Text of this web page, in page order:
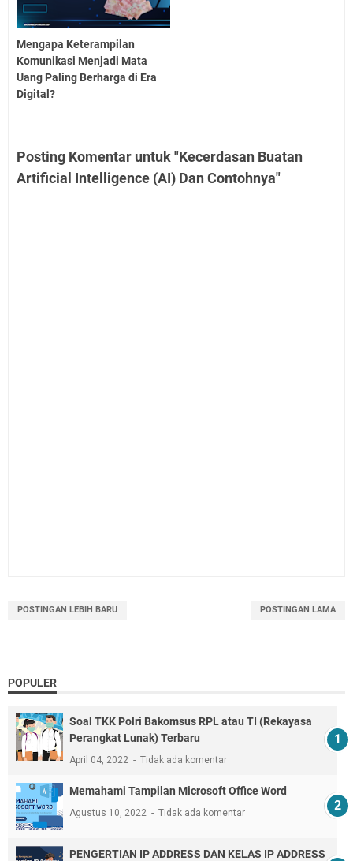
Mengapa Keterampilan
Komunikasi Menjadi Mata
Uang Paling Berharga di Era
Digital?
Posting Komentar untuk "Kecerdasan Buatan
Artificial Intelligence (AI) Dan Contohnya"
POSTINGAN LEBIH BARU POSTINGAN LAMA
POPULER
Soal TKK Polri Bakomsus RPL atau TI (Rekayasa
Perangkat Lunak) Terbaru
April 04, 2022 Tidak ada komentar
Memahami Tampilan Microsoft Office Word
Agustus 10, 2022 Tidak ada komentar
PENGERTIAN IP ADDRESS DAN KELAS IP ADDRESS